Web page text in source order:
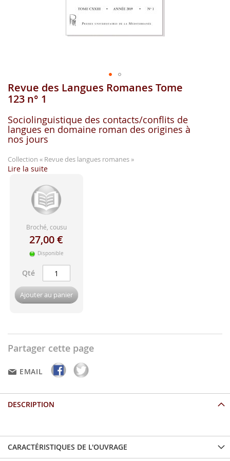
Aller
au
de
la
gallerie
d'image
Revue des Langues Romanes Tome
123 n° 1
Sociolinguistique des contacts/conflits de
langues en domaine roman des origines à
nos jours
Collection « Revue des langues romanes »
Lire la suite
Broché, cousu
27,00 €
Disponible
Qté
Ajouter au panier
Partager cette page
EMAIL
DESCRIPTION
CARACTÉRISTIQUES DE L'OUVRAGE